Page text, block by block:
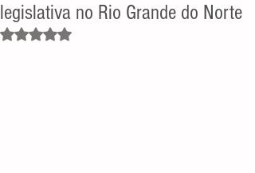
legislativa no Rio Grande do Norte
Avaliado com NaN de 5 estrelas.